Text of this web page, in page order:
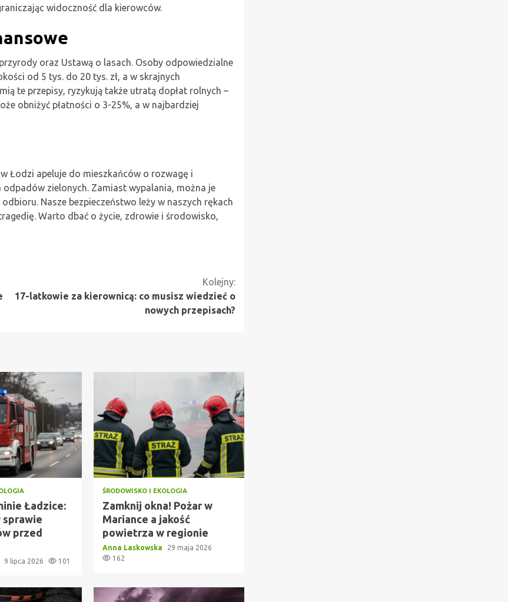
widoczność dla kierowców.
oraz Ustawą o lasach. Osoby odpowiedzialne
od 5 tys. do 20 tys. zł, a w skrajnych
te przepisy, ryzykują także utratą dopłat rolnych –
obniżyć płatności o 3-25%, a w najbardziej
Łodzi apeluje do mieszkańców o rozwagę i
zielonych. Zamiast wypalania, można je
Nasze bezpieczeństwo leży w naszych rękach
Warto dbać o życie, zdrowie i środowisko,
Kolejny:
17-latkowie za kierownicą: co musisz wiedzieć o
nowych przepisach?
Ładzice:
sprawie
przed
9 lipca 2026 101
ŚRODOWISKO I EKOLOGIA
Zamknij okna! Pożar w
Mariance a jakość
powietrza w regionie
Anna Laskowska
29 maja 2026
162